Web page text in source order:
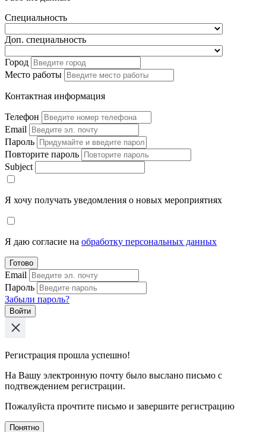
Специальность
Доп. специальность
Город
Место работы
Контактная информация
Телефон
Email
Пароль
Повторите пароль
Subject
Я хочу получать уведомления о новых мероприятиях
Я даю согласие на обработку персональных данных
Готово
Email
Пароль
Забыли пароль?
Войти
Регистрация прошла успешно!
На Вашу электронную почту было выслано письмо с
подтвеждением регистрации.
Пожалуйста прочтите письмо и завершите регистрацию
Понятно